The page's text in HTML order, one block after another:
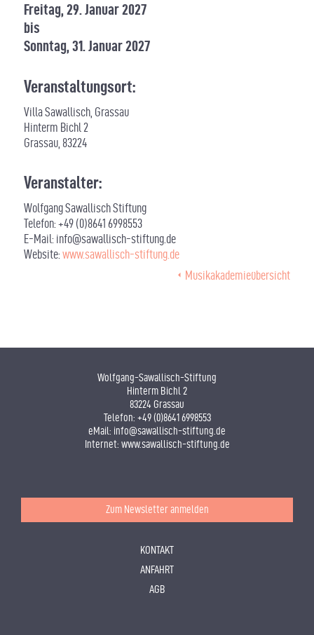
Freitag, 29. Januar 2027
bis
Sonntag, 31. Januar 2027
Veranstaltungsort:
Villa Sawallisch, Grassau
Hinterm Bichl 2
Grassau, 83224
Veranstalter:
Wolfgang Sawallisch Stiftung
Telefon:+49 (0)8641 6998553
E-Mail: info@sawallisch-stiftung.de
Website:www.sawallisch-stiftung.de
Musikakademieübersicht
Wolfgang-Sawallisch-Stiftung
Hinterm Bichl 2
83224 Grassau
Telefon: +49 (0)8641 6998553
eMail: info@sawallisch-stiftung.de
Internet: www.sawallisch-stiftung.de
Zum Newsletter anmelden
KONTAKT
ANFAHRT
AGB